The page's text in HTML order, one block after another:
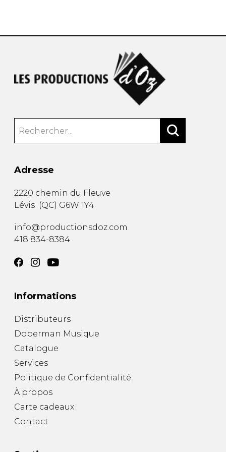
Adresse
2220 chemin du Fleuve
Lévis (QC) G6W 1Y4
info@productionsdoz.com
418 834-8384
Informations
Distributeurs
Doberman Musique
Catalogue
Services
Politique de Confidentialité
À propos
Carte cadeaux
Contact